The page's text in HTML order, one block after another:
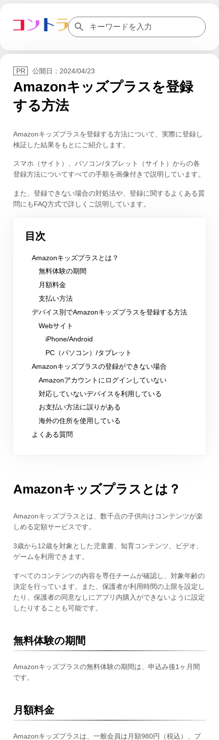
公開日：2024/04/23
Amazonキッズプラスを登録
する方法
Amazonキッズプラスを登録する方法について、実際に登録し
検証した結果をもとにご紹介します。
スマホ（サイト）、パソコン/タブレット（サイト）からの各
登録方法についてすべての手順を画像付きで説明しています。
また、登録できない場合の対処法や、登録に関するよくある質
問にもFAQ方式で詳しくご説明しています。
目次
Amazonキッズプラスとは？
無料体験の期間
月額料金
支払い方法
デバイス別でAmazonキッズプラスを登録する方法
Webサイト
iPhone/Android
PC（パソコン）/タブレット
Amazonキッズプラスの登録ができない場合
Amazonアカウントにログインしていない
対応していないデバイスを利用している
お支払い方法に誤りがある
海外の住所を使用している
よくある質問
Amazonキッズプラスとは？
Amazonキッズプラスとは、数千点の子供向けコンテンツが楽
しめる定額サービスです。
3歳から12歳を対象とした児童書、知育コンテンツ、ビデオ、
ゲームを利用できます。
すべてのコンテンツの内容を専任チームが確認し、対象年齢の
決定を行っています。また、保護者が利用時間の上限を設定し
たり、保護者の同意なしにアプリ内購入ができないように設定
したりすることも可能です。
無料体験の期間
Amazonキッズプラスの無料体験の期間は、申込み後1ヶ月間
です。
月額料金
Amazonキッズプラスは、一般会員は月額980円（税込）、プ